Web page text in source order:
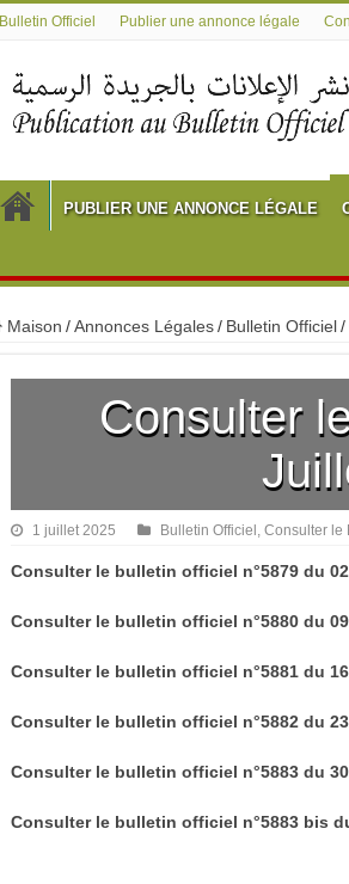
Bulletin Officiel Publier une annonce légale
PUBLIER UNE ANNONCE LÉGALE
Maison /Annonces Légales/ Bulletin Officiel/
Consulter
1 juillet 2025 Bulletin Officiel , Consulter le
Consulter le bulletin officiel n°5879 du
Consulter le bulletin officiel n°5880 du
Consulter le bulletin officiel n°5881 du
Consulter le bulletin officiel n°5882 du
Consulter le bulletin officiel n°5883 du
Consulter le bulletin officiel n°5883 bis